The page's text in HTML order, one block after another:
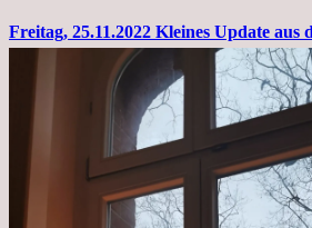
Freitag, 25.11.2022 Kleines Update aus